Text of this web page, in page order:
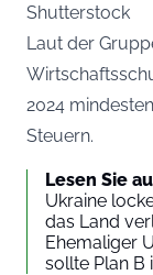
Shutterstock
Laut der
2024
Steuern.
Lesen Sie
Ukraine
das Land
Ehemaliger
sollte Plan B